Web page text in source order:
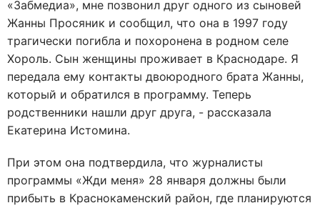
«Забмедиа», мне позвонил друг одного из сыновей
Жанны Просяник и сообщил, что она в 1997 году
трагически погибла и похоронена в родном селе
Хороль. Сын женщины проживает в Краснодаре. Я
передала ему контакты двоюродного брата Жанны,
который и обратился в программу. Теперь
родственники нашли друг друга, - рассказала
Екатерина Истомина.
При этом она подтвердила, что журналисты
программы «Жди меня» 28 января должны были
прибыть в Краснокаменский район, где планируются